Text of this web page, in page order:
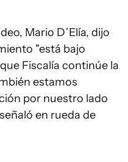
Mario D´Elía, dijo
"está bajo
Fiscalía continúe la
estamos
por nuestro lado
en rueda de